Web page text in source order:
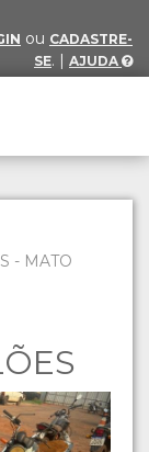
ou CADASTRE-
SE. | AJUDA
- MATO
Next